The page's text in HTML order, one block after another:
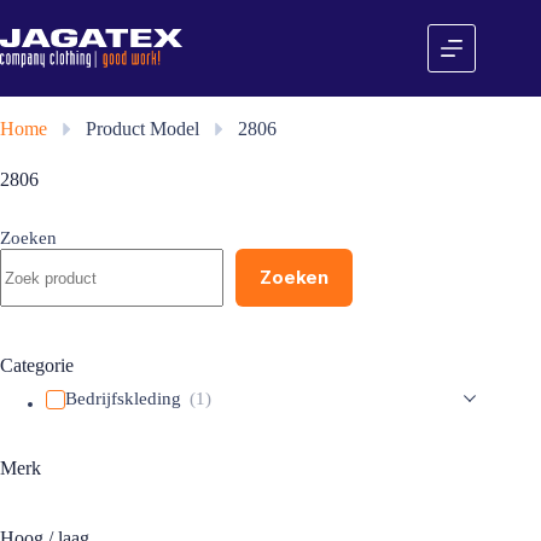
naar
de
inhoud
Home » Product Model » 2806
2806
Zoeken
Zoeken
Categorie
Bedrijfskleding (1)
Merk